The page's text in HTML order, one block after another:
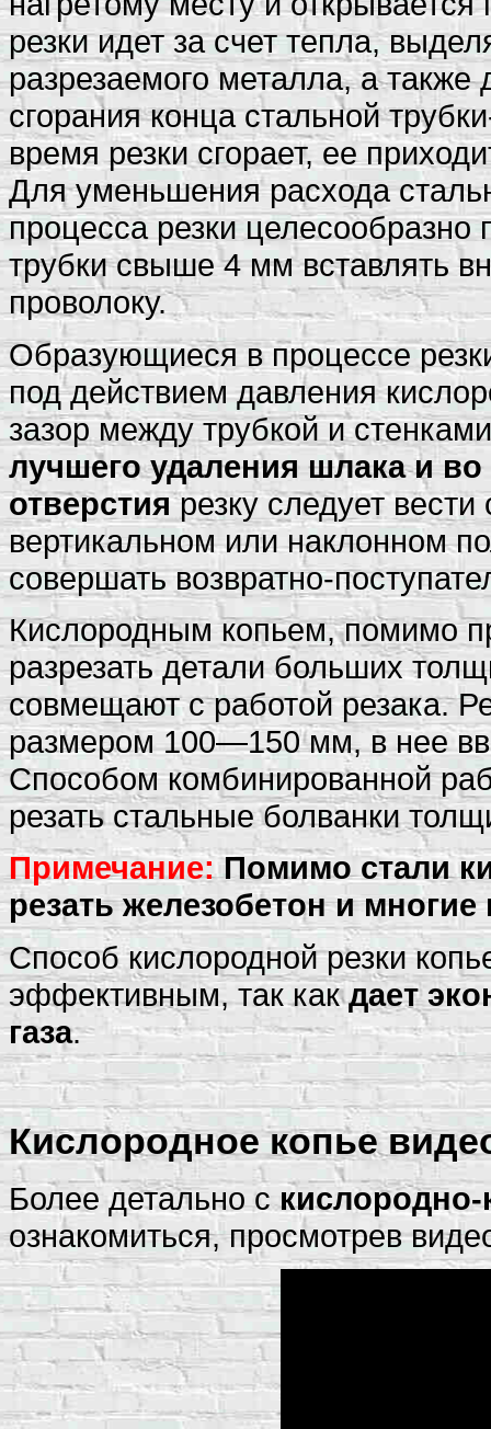
резки идет за счет тепла,
разрезаемого металла, а также
сгорания конца стальной
время резки сгорает, ее
Для уменьшения расхода
процесса резки
трубки свыше 4 мм вставлять
проволоку.
Образующиеся в процессе
под действием давления
зазор между трубкой и
лучшего удаления шлака и
отверстиярезку следует
вертикальном или наклонном
совершать возвратно-
Кислородным копьем, помимо
разрезать детали больших
совмещают с работой резака.
размером 100—150 мм, в нее
Способом комбинированной
резать стальные болванки
Примечание: Помимо стали
резать железобетон и
Способ кислородной резки
эффективным, так какдает
газа.
Кислородное копье
Более детально скислородно-
ознакомиться, просмотрев